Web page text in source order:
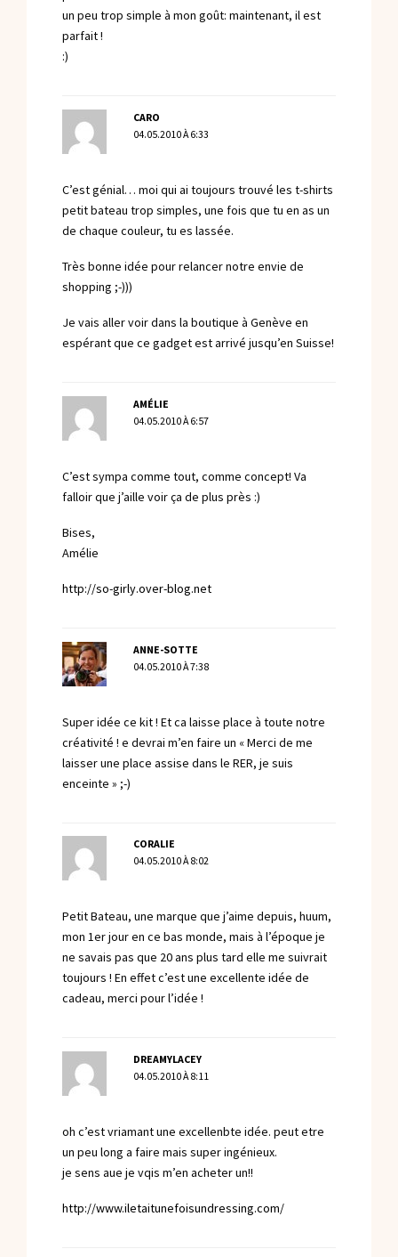
un peu trop simple à mon goût: maintenant, il est
parfait !
:)
CARO
04.05.2010 À 6:33
C’est génial… moi qui ai toujours trouvé les t-shirts
petit bateau trop simples, une fois que tu en as un
de chaque couleur, tu es lassée.
Très bonne idée pour relancer notre envie de
shopping ;-)))
Je vais aller voir dans la boutique à Genève en
espérant que ce gadget est arrivé jusqu’en Suisse!
AMÉLIE
04.05.2010 À 6:57
C’est sympa comme tout, comme concept! Va
falloir que j’aille voir ça de plus près :)
Bises,
Amélie
http://so-girly.over-blog.net
ANNE-SOTTE
04.05.2010 À 7:38
Super idée ce kit ! Et ca laisse place à toute notre
créativité ! e devrai m’en faire un « Merci de me
laisser une place assise dans le RER, je suis
enceinte » ;-)
CORALIE
04.05.2010 À 8:02
Petit Bateau, une marque que j’aime depuis, huum,
mon 1er jour en ce bas monde, mais à l’époque je
ne savais pas que 20 ans plus tard elle me suivrait
toujours ! En effet c’est une excellente idée de
cadeau, merci pour l’idée !
DREAMYLACEY
04.05.2010 À 8:11
oh c’est vriamant une excellenbte idée. peut etre
un peu long a faire mais super ingénieux.
je sens aue je vqis m’en acheter un!!
http://www.iletaitunefoisundressing.com/